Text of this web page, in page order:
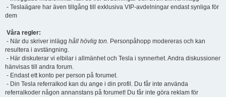
- Teslaägare har även tillgång till exklusiva VIP-avdelningar endast synliga för
dem
Våra regler:
- När du skriver inlägg håll hövlig ton. Personpåhopp modereras och kan
resultera i avstängning.
- Här diskuterar vi elbilar i allmänhet och Tesla i synnerhet. Andra diskussioner
hänvisas till andra forum.
- Endast ett konto per person på forumet.
- Din Tesla referralkod kan du ange i din profil. Du får inte använda
referralkoder någon annanstans på forumet! Du får inte göra reklam för